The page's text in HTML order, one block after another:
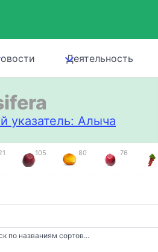
Деятельность
указатель: Алыча
105 80 76
по названиям сортов...